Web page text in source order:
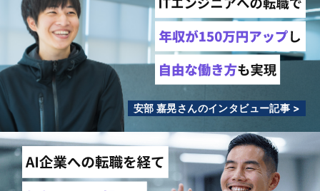
安部 嘉晃さんのインタビュー記事 >